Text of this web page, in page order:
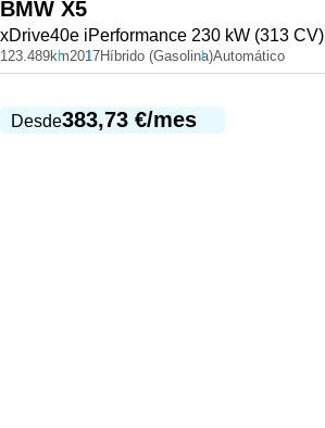
BMW X5
xDrive40e iPerformance 230 kW (313 CV)
123.489km2017Híbrido (Gasolina)Automático
Desde383,73 €/mes